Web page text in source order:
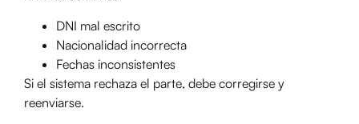
DNI mal escrito
Nacionalidad incorrecta
Fechas inconsistentes
Si el sistema rechaza el parte, debe corregirse y
reenviarse.